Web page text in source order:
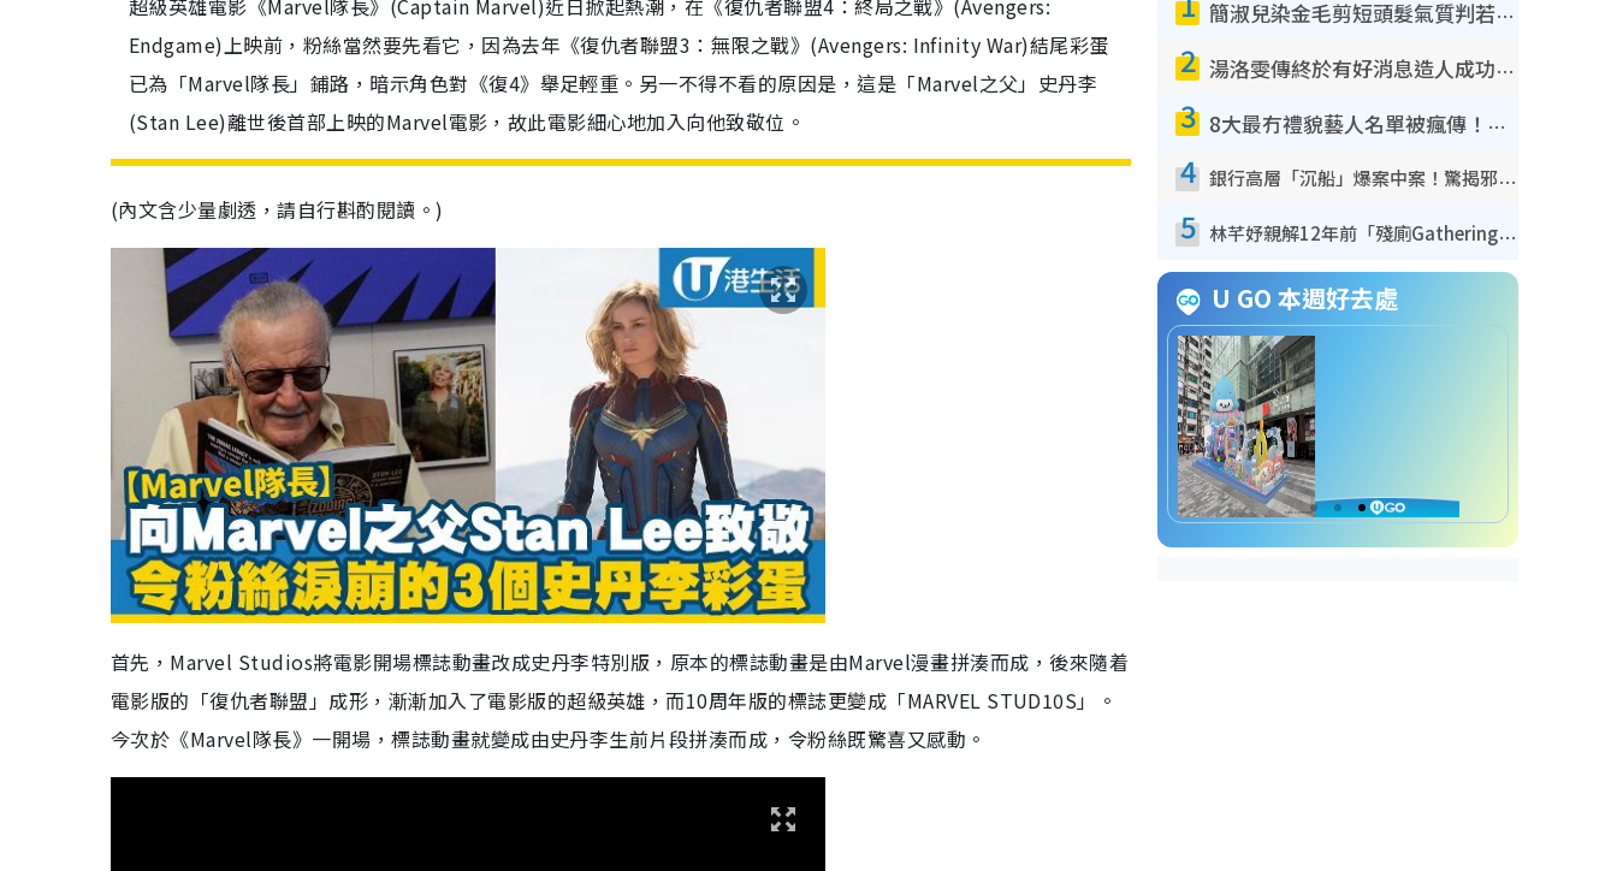
超級英雄電影《Marvel隊長》(Captain Marvel)近日掀起熱潮，在《復仇者聯盟4：終局之戰》(Avengers:
Endgame)上映前，粉絲當然要先看它，因為去年《復仇者聯盟3：無限之戰》(Avengers: Infinity War)結尾彩蛋
已為「Marvel隊長」鋪路，暗示角色對《復4》舉足輕重。另一不得不看的原因是，這是「Marvel之父」史丹李
(Stan Lee)離世後首部上映的Marvel電影，故此電影細心地加入向他致敬位。
(內文含少量劇透，請自行斟酌閱讀。)
首先，Marvel Studios將電影開場標誌動畫改成史丹李特別版，原本的標誌動畫是由Marvel漫畫拼湊而成，後來隨着
電影版的「復仇者聯盟」成形，漸漸加入了電影版的超級英雄，而10周年版的標誌更變成「MARVEL STUD10S」。
今次於《Marvel隊長》一開場，標誌動畫就變成由史丹李生前片段拼湊而成，令粉絲既驚喜又感動。
簡淑兒染金毛剪短頭髮氣質判若兩人！嚇壞老公麥大力都認唔出：「你做咩事？」
2 湯洛雯傳終於有好消息造人成功！兩大細節曝孕味極濃惹猜測：大肚婆先會咁！
3 8大最冇禮貌藝人名單被瘋傳！網民揭發明星真面目 一致數臭呢位係無品天花板？
4 銀行高層「沉船」爆案中案！驚揭邪教洗腦操控賣淫被吞600萬 幕後黑手講多錯多
5 林芊妤親解12年前「殘廁Gathering」真相！高層解約一句話重創尊嚴至今拒返TVB
U GO 本週好去處